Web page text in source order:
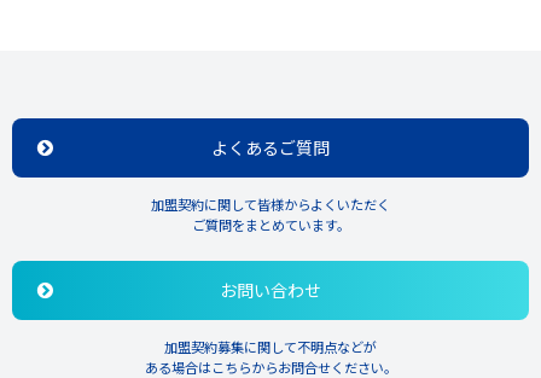
よくあるご質問
加盟契約に関して皆様からよくいただく
ご質問をまとめています。
お問い合わせ
加盟契約募集に関して不明点などが
ある場合はこちらからお問合せください。